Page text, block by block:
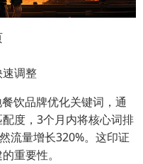
调整
饮品牌优化关键词，通
度，3个月内将核心词排
流量增长320%。这印证
重要性。